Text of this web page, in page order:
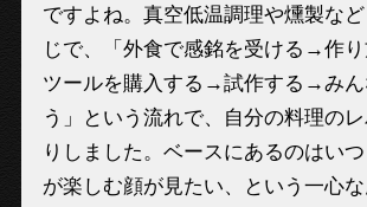
ですよね。真空低温調理や燻製な
じで、「外食で感銘を受ける→作
ツールを購入する→試作する→みん
う」という流れで、自分の料理の
りしました。ベースにあるのはい
が楽しむ顔が見たい、という一心